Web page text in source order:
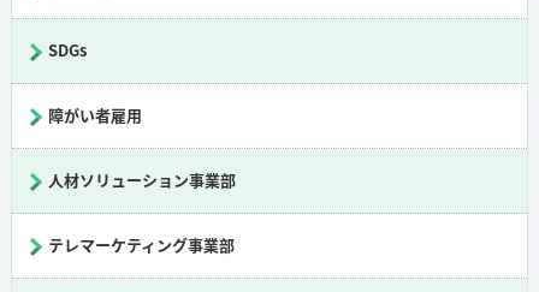
SDGs
障がい者雇用
人材ソリューション事業部
テレマーケティング事業部